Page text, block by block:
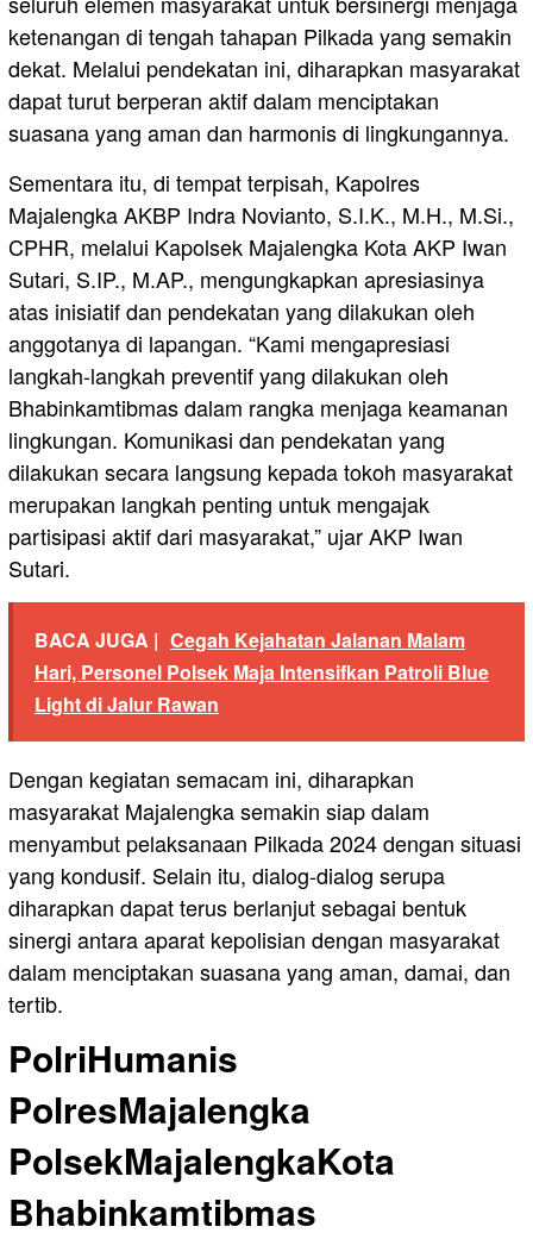
ketenangan di tengah tahapan Pilkada yang semakin
dekat. Melalui pendekatan ini, diharapkan masyarakat
dapat turut berperan aktif dalam menciptakan
suasana yang aman dan harmonis di lingkungannya.
Sementara itu, di tempat terpisah, Kapolres
Majalengka AKBP Indra Novianto, S.I.K., M.H., M.Si.,
CPHR, melalui Kapolsek Majalengka Kota AKP Iwan
Sutari, S.IP., M.AP., mengungkapkan apresiasinya
atas inisiatif dan pendekatan yang dilakukan oleh
anggotanya di lapangan. “Kami mengapresiasi
langkah-langkah preventif yang dilakukan oleh
Bhabinkamtibmas dalam rangka menjaga keamanan
lingkungan. Komunikasi dan pendekatan yang
dilakukan secara langsung kepada tokoh masyarakat
merupakan langkah penting untuk mengajak
partisipasi aktif dari masyarakat,” ujar AKP Iwan
Sutari.
BACA JUGA | Cegah Kejahatan Jalanan Malam
Hari, Personel Polsek Maja Intensifkan Patroli Blue
Light di Jalur Rawan
Dengan kegiatan semacam ini, diharapkan
masyarakat Majalengka semakin siap dalam
menyambut pelaksanaan Pilkada 2024 dengan situasi
yang kondusif. Selain itu, dialog-dialog serupa
diharapkan dapat terus berlanjut sebagai bentuk
sinergi antara aparat kepolisian dengan masyarakat
dalam menciptakan suasana yang aman, damai, dan
tertib.
PolriHumanis
PolresMajalengka
PolsekMajalengkaKota
Bhabinkamtibmas